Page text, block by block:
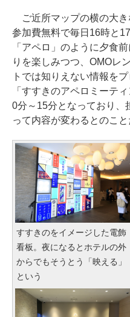
ご近所マップの横の大き
参加費無料で毎日16時と
「アペロ」のように夕食
りを楽しみつつ、OMOレ
トでは知りえない情報を
「すすきのアペロミーテ
0分～15分となっており、
って内容が変わるとのこと
すすきのをイメージした電飾
看板。夜になるとホテルの外
からでもそうとう「映える」
という